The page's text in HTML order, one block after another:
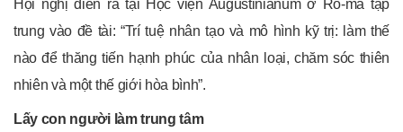
Hội nghị diễn ra tại Học viện Augustinianum ở Rô-ma tập
trung vào đề tài: “Trí tuệ nhân tạo và mô hình kỹ trị: làm thế
nào để thăng tiến hạnh phúc của nhân loại, chăm sóc thiên
nhiên và một thế giới hòa bình”.
Lấy con người làm trung tâm